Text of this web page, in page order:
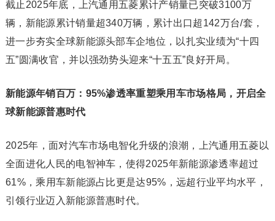
截止2025年底，上汽通用五菱累计产销量已突破3100万
辆，新能源累计销量超340万辆，累计出口超142万台/套，
进一步夯实全球新能源头部车企地位，以扎实业绩为“十四
五”圆满收官，并以强劲势头迎来“十五五”良好开局。
新能源年销百万：95%渗透率重塑乘用车市场格局，开启全
球新能源普惠时代
2025年，面对汽车市场电智化升级的浪潮，上汽通用五菱以
全面进化人民的电智神车，使得2025年新能源渗透率超过
61%，乘用车新能源占比更是达95%，远超行业平均水平，
引领行业迈入新能源普惠时代。